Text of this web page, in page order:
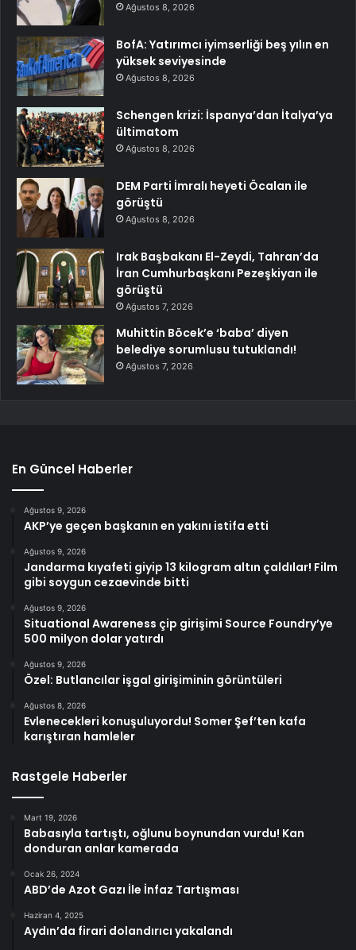
Ağustos 8, 2026
BofA: Yatırımcı iyimserliği beş yılın en
yüksek seviyesinde
Ağustos 8, 2026
Schengen krizi: İspanya’dan İtalya’ya
ültimatom
Ağustos 8, 2026
DEM Parti İmralı heyeti Öcalan ile
görüştü
Ağustos 8, 2026
Irak Başbakanı El-Zeydi, Tahran’da
İran Cumhurbaşkanı Pezeşkiyan ile
görüştü
Ağustos 7, 2026
Muhittin Böcek’e ‘baba’ diyen
belediye sorumlusu tutuklandı!
Ağustos 7, 2026
En Güncel Haberler
Ağustos 9, 2026
AKP’ye geçen başkanın en yakını istifa etti
Ağustos 9, 2026
Jandarma kıyafeti giyip 13 kilogram altın çaldılar! Film
gibi soygun cezaevinde bitti
Ağustos 9, 2026
Situational Awareness çip girişimi Source Foundry’ye
500 milyon dolar yatırdı
Ağustos 9, 2026
Özel: Butlancılar işgal girişiminin görüntüleri
Ağustos 8, 2026
Evlenecekleri konuşuluyordu! Somer Şef’ten kafa
karıştıran hamleler
Rastgele Haberler
Mart 19, 2026
Babasıyla tartıştı, oğlunu boynundan vurdu! Kan
donduran anlar kamerada
Ocak 26, 2024
ABD’de Azot Gazı İle İnfaz Tartışması
Haziran 4, 2025
Aydın’da firari dolandırıcı yakalandı